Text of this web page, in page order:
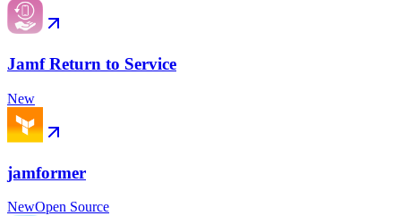
Jamf Return to Service
New
jamformer
NewOpen Source